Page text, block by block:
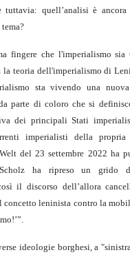
quell’analisi è ancora
fingere che l'imperialismo
la teoria dell'imperialismo di
sta vivendo una
parte di coloro che si
dei principali Stati
imperialisti della propria
del 23 settembre 2022 ha
ha ripreso un grido
il discorso dell’allora
concetto leninista contro la
ideologie borghesi, a